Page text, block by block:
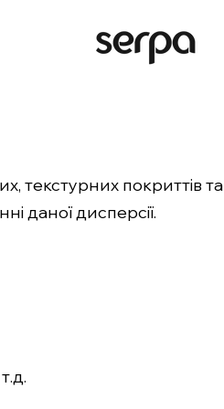
текстурних покриттів та
даної дисперсії.